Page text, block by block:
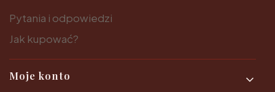
Pytania i odpowiedzi
Jak kupować?
Moje konto